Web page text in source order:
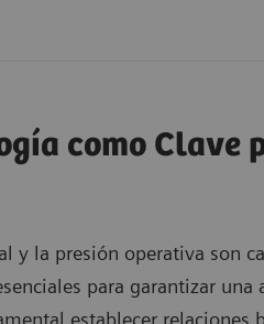
como
y la presión operativa son
para garantizar una
establecer relaciones